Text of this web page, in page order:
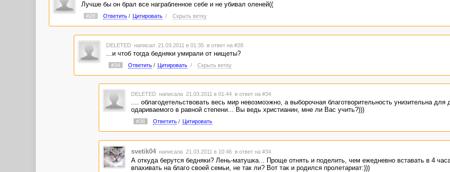
Лучше бы он брал все награбленное себе и не убивал оленей((
#28 Ответить/ Цитировать / Скрыть ветку
DELETED написал 21.03.2011 в 01:35 в ответ на #28
...и чтоб тогда бедняки умирали от нищеты?
#34 Ответить/ Цитировать / Скрыть ветку
DELETED написала 21.03.2011 в 01:44 в ответ на #34
.... облагодетельствовать весь мир невозмоэжно, а выборочная благотворительность унизительна для
одариваемого в равной степени... Вы ведь христианин, мне ли Вас учить?)))
#38 Ответить/ Цитировать
svetik04 написала 21.03.2011 в 10:46 в ответ на #34
А откуда берутся бедняки? Лень-матушка... Проще отнять и поделить, чем ежедневно вставать в 4
впахивать на благо своей семьи, не так ли? Вот так и родился пролетариат:)))